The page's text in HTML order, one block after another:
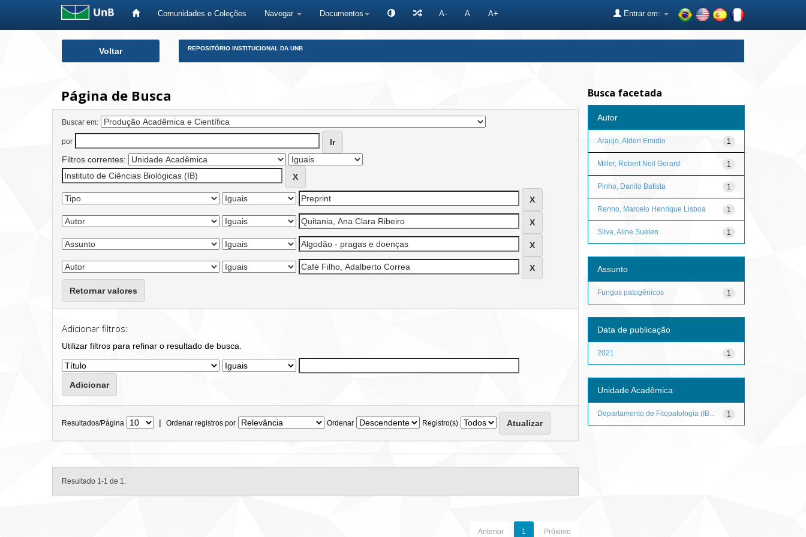
Comunidades e Coleções Navegar Documentos A- A A+ Entrar em:
Voltar REPOSITÓRIO INSTITUCIONAL DA UNB
Página de Busca
Buscar em:
por
Filtros correntes:
Retornar valores
Adicionar filtros:
Utilizar filtros para refinar o resultado de busca.
Resultados/Página | Ordenar registros por Ordenar Registro(s)
Resultado 1-1 de 1.
Anterior 1 Próximo
Busca facetada
Autor
1
Araujo, Alderi Emidio
1
Miller, Robert Neil Gerard
1
Pinho, Danilo Batista
1
Renno, Marcelo Henrique Lisboa
1
Silva, Aline Suelen
Assunto
1
Fungos patogênicos
Data de publicação
1
2021
Unidade Acadêmica
1
Departamento de Fitopatologia (IB...